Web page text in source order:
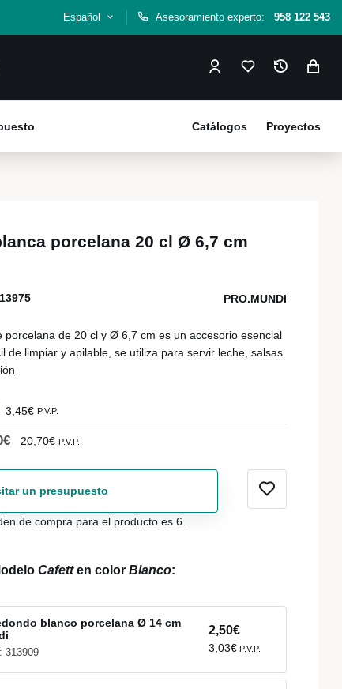
Español Asesoramiento experto: 958 122 543
Proyectos
Catálogos
porcelana 20 cl Ø 6,7 cm
PRO.MUNDI
porcelana de 20 cl y Ø 6,7 cm es un accesorio esencial
de limpiar y apilable, se utiliza para servir leche, salsas
3,45€ P.V.P.
20,70€ P.V.P.
un presupuesto
de compra para el producto es 6.
Cafetten color Blanco:
blanco porcelana Ø 14 cm
313909
2,50€
3,03€ P.V.P.